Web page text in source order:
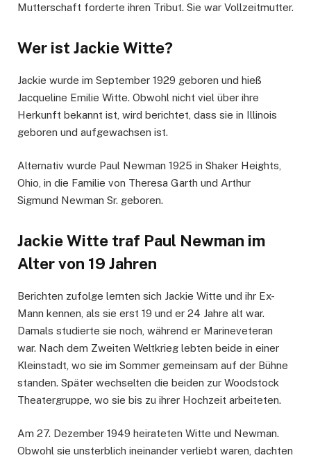
Mutterschaft forderte ihren Tribut. Sie war Vollzeitmutter.
Wer ist Jackie Witte?
Jackie wurde im September 1929 geboren und hieß
Jacqueline Emilie Witte. Obwohl nicht viel über ihre
Herkunft bekannt ist, wird berichtet, dass sie in Illinois
geboren und aufgewachsen ist.
Alternativ wurde Paul Newman 1925 in Shaker Heights,
Ohio, in die Familie von Theresa Garth und Arthur
Sigmund Newman Sr. geboren.
Jackie Witte traf Paul Newman im
Alter von 19 Jahren
Berichten zufolge lernten sich Jackie Witte und ihr Ex-
Mann kennen, als sie erst 19 und er 24 Jahre alt war.
Damals studierte sie noch, während er Marineveteran
war. Nach dem Zweiten Weltkrieg lebten beide in einer
Kleinstadt, wo sie im Sommer gemeinsam auf der Bühne
standen. Später wechselten die beiden zur Woodstock
Theatergruppe, wo sie bis zu ihrer Hochzeit arbeiteten.
Am 27. Dezember 1949 heirateten Witte und Newman.
Obwohl sie unsterblich ineinander verliebt waren, dachten